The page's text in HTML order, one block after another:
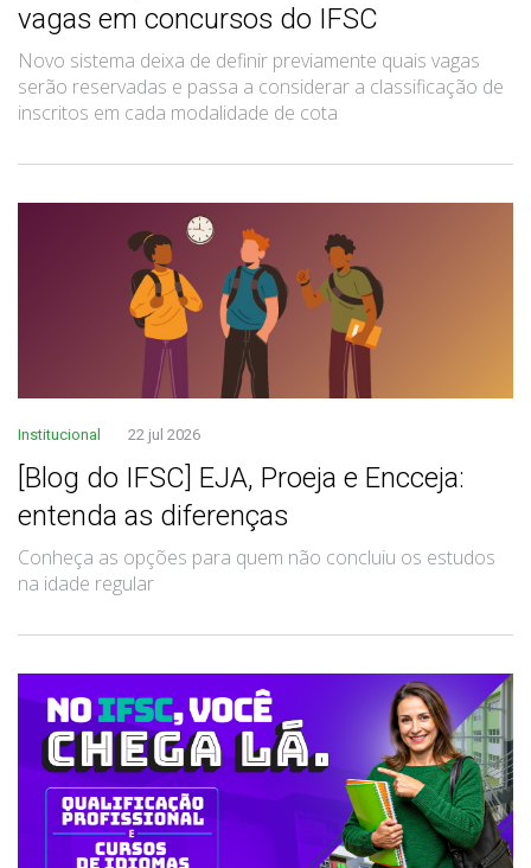
vagas em concursos do IFSC
Novo sistema deixa de definir previamente quais vagas
serão reservadas e passa a considerar a classificação de
inscritos em cada modalidade de cota
Institucional 22 jul 2026
[Blog do IFSC] EJA, Proeja e Encceja:
entenda as diferenças
Conheça as opções para quem não concluiu os estudos
na idade regular